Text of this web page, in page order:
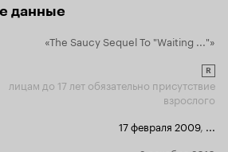
жратвы' мне
внимания, ибо даже при
в продолжение
из предыдущей
режиссер,
небольшая
так сказать, место
хотя в общем то он и
сценарий. Когда я
данные
«The Saucy Sequel To "Waiting ..."»
R
лицам до 17 лет обязательно присутствие
взрослого
17 февраля 2009,